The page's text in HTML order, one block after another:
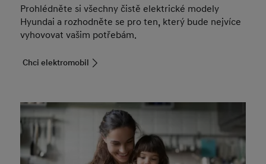
Prohlédněte si všechny čistě elektrické modely
Hyundai a rozhodněte se pro ten, který bude nejvíce
vyhovovat vašim potřebám.
Chci elektromobil